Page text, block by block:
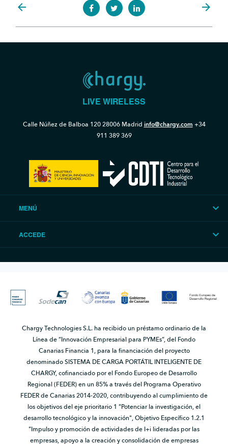
arrow_back arrow_forward
LIVE WIRELESS
Calle Núñez de Balboa 12028006 Madrid info@chargy.com +34
911 389 369
MENÚ
ACCEDE
Chargy Technologies S.L. ha recibido un préstamo ordinario de la
Línea de “Innovación Empresarial para PYMEs”, del Fondo
Canarias Financia 1, para la financiación del proyecto
denominado SISTEMA DE CARGA PORTÁTIL INTELIGENTE DE
CHARGY, cofinanciado por el Fondo Europeo de Desarrollo
Regional (FEDER) en un 85% a través del Programa Operativo
FEDER de Canarias 2014-2020, contribuyendo al cumplimiento de
los objetivos del eje prioritario 1 "Potenciar la investigación, el
desarrollo tecnológico y la innovación", Objetivo Específico 1.2.1
"Impulso y promoción de actividades de I+i lideradas por las
empresas, apoyo a la creación y consolidación de empresas